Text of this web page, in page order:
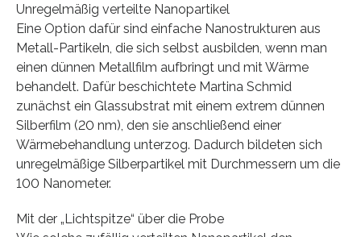
Unregelmäßig verteilte Nanopartikel
Eine Option dafür sind einfache Nanostrukturen aus
Metall-Partikeln, die sich selbst ausbilden, wenn man
einen dünnen Metallfilm aufbringt und mit Wärme
behandelt. Dafür beschichtete Martina Schmid
zunächst ein Glassubstrat mit einem extrem dünnen
Silberfilm (20 nm), den sie anschließend einer
Wärmebehandlung unterzog. Dadurch bildeten sich
unregelmäßige Silberpartikel mit Durchmessern um die
100 Nanometer.
Mit der „Lichtspitze“ über die Probe